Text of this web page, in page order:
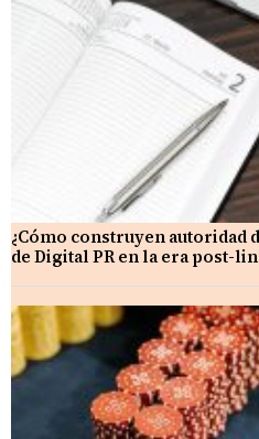
¿Cómo construyen autoridad
de Digital PR en la era post-